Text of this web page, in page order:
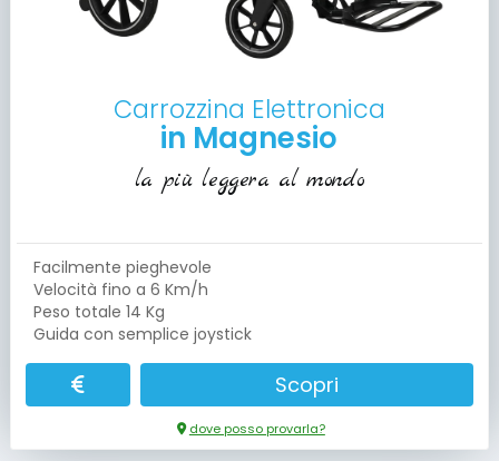
Carrozzina Elettronica
in Magnesio
la più leggera al mondo
Facilmente pieghevole
Velocità fino a 6 Km/h
Peso totale 14 Kg
Guida con semplice joystick
Scopri
dove posso provarla?